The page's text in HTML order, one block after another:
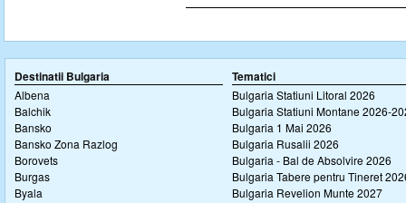
Destinatii Bulgaria
Albena
Balchik
Bansko
Bansko Zona Razlog
Borovets
Burgas
Byala
Tematici
Bulgaria Statiuni Litoral 2026
Bulgaria Statiuni Montane 2026-
Bulgaria 1 Mai 2026
Bulgaria Rusalii 2026
Bulgaria - Bal de Absolvire 2026
Bulgaria Tabere pentru Tineret
Bulgaria Revelion Munte 2027